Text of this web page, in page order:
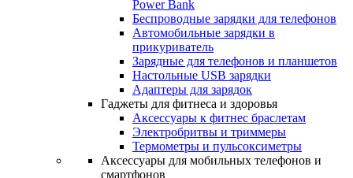
Power Bank
Беспроводные зарядки для телефонов
Автомобильные зарядки в
прикуриватель
Зарядные для телефонов и планшетов
Настольные USB зарядки
Адаптеры для зарядок
Гаджеты для фитнеса и здоровья
Аксессуары к фитнес браслетам
Электробритвы и триммеры
Термометры и пульсоксиметры
Аксессуары для мобильных телефонов и
смартфонов